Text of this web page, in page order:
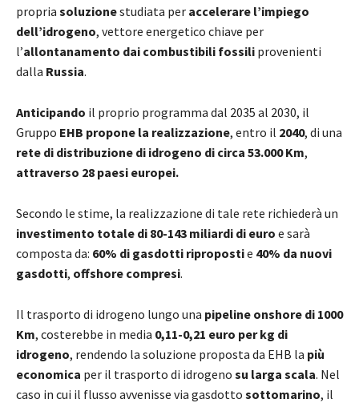
propria soluzionestudiata per accelerare l’impiego
dell’idrogeno, vettore energetico chiave per
l’allontanamento dai combustibili fossili provenienti
dalla Russia.
Anticipando il proprio programma dal 2035 al 2030, il
Gruppo EHB propone la realizzazione, entro il 2040, di una
rete di distribuzione di idrogeno di circa 53.000 Km,
attraverso 28 paesi europei.
Secondo le stime, la realizzazione di tale rete richiederà un
investimento totale di 80-143 miliardi di euro e sarà
composta da: 60% di gasdotti ripropostie 40% da nuovi
gasdotti, offshore compresi.
Il trasporto di idrogeno lungo una pipeline onshore di 1000
Km, costerebbe in media 0,11-0,21 euro per kg di
idrogeno, rendendo la soluzione proposta da EHB la più
economica per il trasporto di idrogeno su larga scala. Nel
caso in cui il flusso avvenisse via gasdotto sottomarino, il